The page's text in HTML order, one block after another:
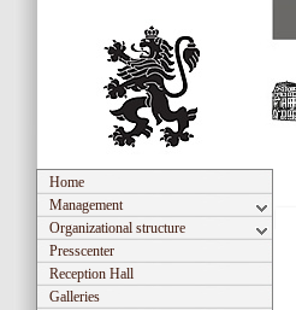
Home
Management
Organizational structure
Presscenter
Reception Hall
Galleries